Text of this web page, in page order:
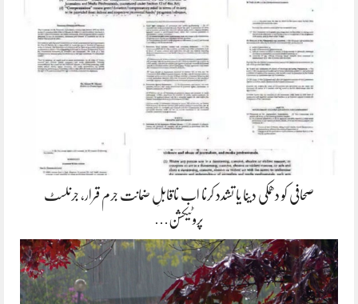
صحافی کو دھمکی دینا یا تشدد کرنا اب ناقابلِ ضمانت جرم قرار، جرنلسٹ
پروٹیکشن…